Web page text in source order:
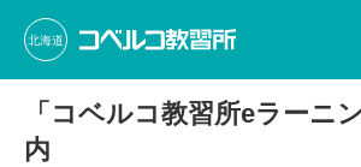
北海道
「コベルコ教習所eラーニ
内